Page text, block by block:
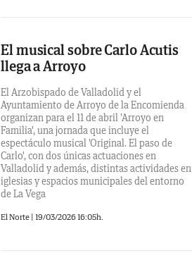
El musical sobre Carlo Acutis
llega a Arroyo
El Arzobispado de Valladolid y el
Ayuntamiento de Arroyo de la Encomienda
organizan para el 11 de abril 'Arroyo en
Familia', una jornada que incluye el
espectáculo musical 'Original. El paso de
Carlo', con dos únicas actuaciones en
Valladolid y además, distintas actividades en
iglesias y espacios municipales del entorno
de La Vega
El Norte | 19/03/2026 16:05h.